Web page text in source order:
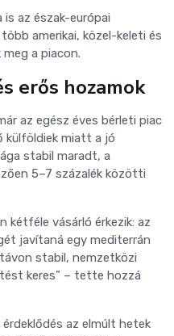
az észak-európai
amerikai, közel-keleti és
a piacon.
erős hozamok
az egész éves bérleti piac
külföldiek miatt a jó
stabil maradt, a
5–7 százalék közötti
kétféle vásárló érkezik: az
javítaná egy mediterrán
stabil, nemzetközi
keres” – tette hozzá
az elmúlt hetek